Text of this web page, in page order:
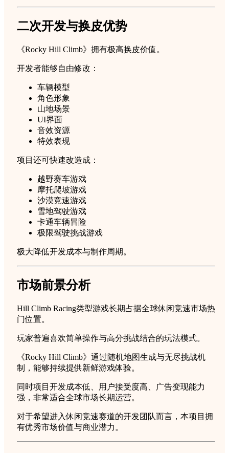
二次开发与换皮优势
《Rocky Hill Climb》拥有极高换皮价值。
开发者能够自由修改：
车辆模型
角色形象
山地场景
UI界面
音效资源
特效表现
项目还可快速改造成：
越野赛车游戏
摩托爬坡游戏
沙漠竞速游戏
雪地驾驶游戏
卡通车辆冒险
极限驾驶挑战游戏
极大降低开发成本与制作周期。
市场前景分析
Hill Climb Racing类型游戏长期占据全球休闲竞速市场热
门位置。
玩家普遍喜欢简单操作与高分挑战结合的玩法模式。
《Rocky Hill Climb》通过随机地图生成与无尽挑战机
制，能够持续提供新鲜游戏体验。
同时项目开发成本低、用户接受度高、广告变现能力
强，非常适合全球市场长期运营。
对于希望进入休闲竞速赛道的开发团队而言，本项目拥
有优秀市场价值与商业潜力。